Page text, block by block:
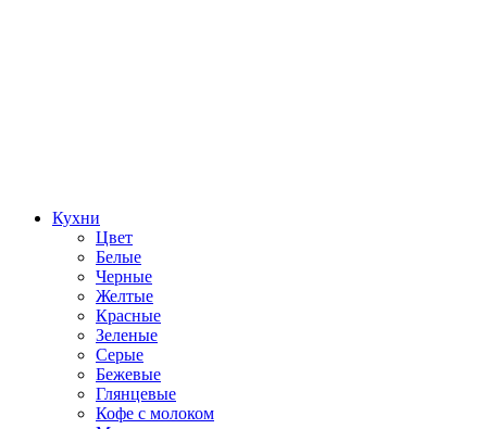
Кухни
Цвет
Белые
Черные
Желтые
Красные
Зеленые
Серые
Бежевые
Глянцевые
Кофе с молоком